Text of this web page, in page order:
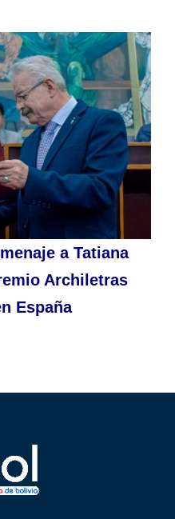
a Tatiana
Archiletras
España